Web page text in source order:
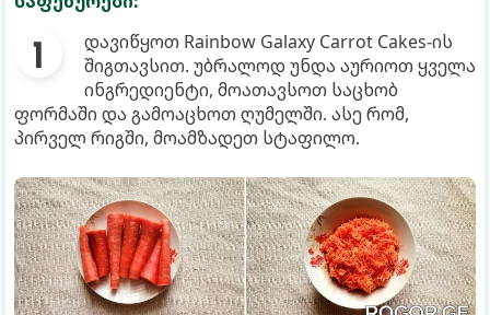
დავიწყოთ Rainbow Galaxy Carrot Cakes-ის
შიგთავსით. უბრალოდ უნდა აურიოთ ყველა
ინგრედიენტი, მოათავსოთ საცხობ
ფორმაში და გამოაცხოთ ღუმელში. ასე რომ,
პირველ რიგში, მოამზადეთ სტაფილო.